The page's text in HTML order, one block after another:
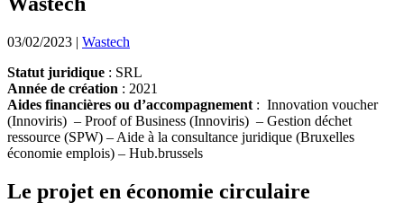
03/02/2023 | Wastech
Statut juridique : SRL
Année de création : 2021
Aides financières ou d’accompagnement : Innovation voucher
(Innoviris) – Proof of Business (Innoviris) – Gestion déchet
ressource (SPW) – Aide à la consultance juridique (Bruxelles
économie emplois) – Hub.brussels
Le projet en économie circulaire